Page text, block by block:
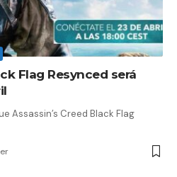
Flag Resynced será
Assassin’s Creed Black Flag